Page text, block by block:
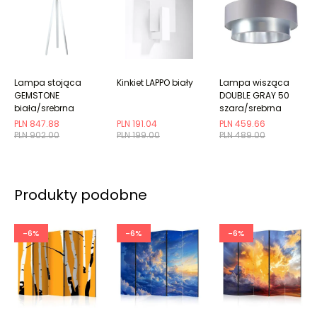
PLN 902.00
PLN 847.88
Lampa stojąca
GEMSTONE
biała/srebrna
PLN 199.00
PLN 191.04
Kinkiet LAPPO biały
PLN 489.00
PLN 459.66
Lampa wisząca
DOUBLE GRAY 50
szara/srebrna
Produkty podobne
-6% -6% -6%